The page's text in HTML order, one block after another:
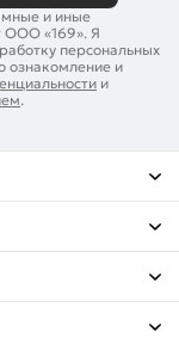
и иные
ООО «169». Я
персональных
ознакомление и
и
.